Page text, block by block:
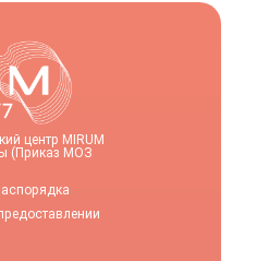
центр MIRUM
(Приказ МОЗ